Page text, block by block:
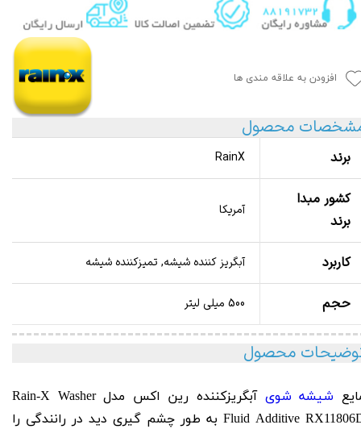
افزودن به علاقه مندی ها
محصول
برند RainX
کشور مبدا
برند
آمریکا
کاربرد آبگریز کننده شیشه, تمیزکننده شیشه
حجم 500 میلی لیتر
محصول
شیشه شوی آبگریزکننده رین اکس مدل Rain-XWasher
Fluid Additive RX11806D به طور چشم گیری دید در رانندگی را